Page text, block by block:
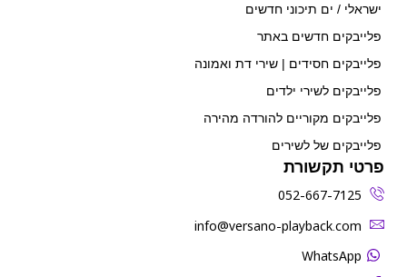
ישראלי / ים תיכוני חדשים
פלייבקים חדשים באתר
פלייבקים חסידים | שירי דת ואמונה
פלייבקים לשירי ילדים
פלייבקים מקוריים להורדה מהירה
פלייבקים של לשירים
פרטי תקשורת
052-667-7125
‫info@versano-playback.com‬
WhatsApp